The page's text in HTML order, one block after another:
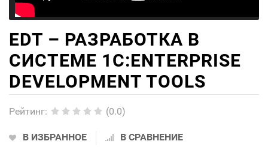
EDT – РАЗРАБОТКА В
СИСТЕМЕ 1C:ENTERPRISE
DEVELOPMENT TOOLS
Рейтинг: (0.0)
В ИЗБРАННОЕ В СРАВНЕНИЕ